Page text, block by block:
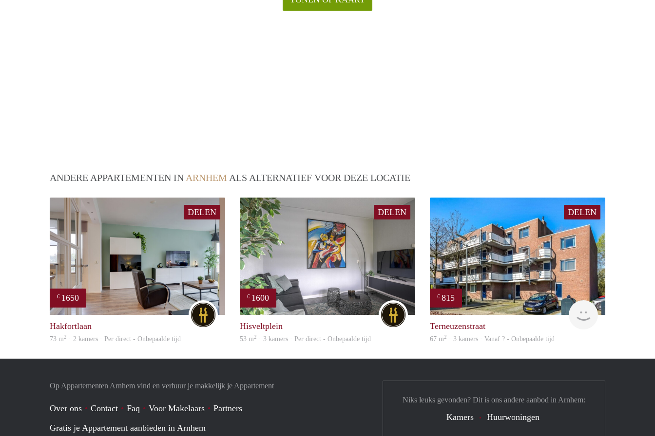
ANDERE APPARTEMENTEN IN ARNHEM ALS ALTERNATIEF VOOR DEZE LOCATIE
DELEN
€ 1650
DG
Hakfortlaan
73 m2 · 2 kamers · Per direct - Onbepaalde tijd
DELEN
€ 1600
DG
Hisveltplein
53 m2 · 3 kamers · Per direct - Onbepaalde tijd
DELEN
€ 815
Woning
Terneuzenstraat
67 m2 · 3 kamers · Vanaf ? - Onbepaalde tijd
Op Appartementen Arnhem vind en verhuur je makkelijk je Appartement
Over ons Contact Faq Voor Makelaars
Partners
Gratis je Appartement aanbieden in Arnhem
Niks leuks gevonden? Dit is ons andere aanbod in Arnhem:
Kamers Huurwoningen